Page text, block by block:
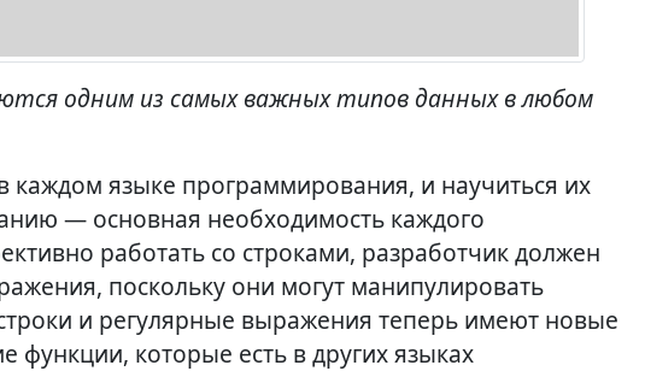
одним из самых важных типов данных в любом
каждом языке программирования, и научиться их
— основная необходимость каждого
работать со строками, разработчик должен
поскольку они могут манипулировать
и регулярные выражения теперь имеют новые
функции, которые есть в других языках